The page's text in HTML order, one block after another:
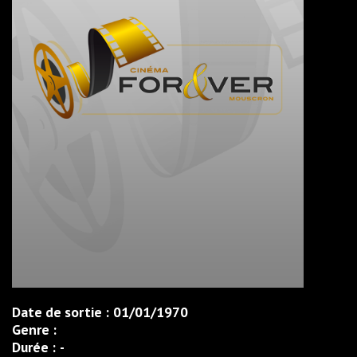
Date de sortie : 01/01/1970
Genre :
Durée : -